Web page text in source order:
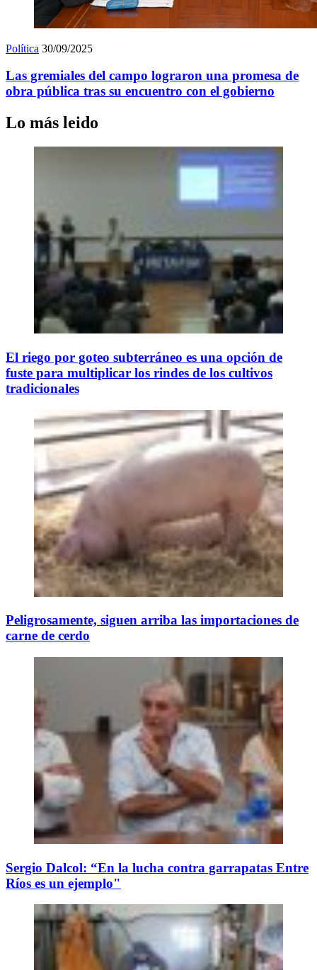
Política 30/09/2025
Las gremiales del campo lograron una promesa de
obra pública tras su encuentro con el gobierno
Lo más leido
El riego por goteo subterráneo es una opción de
fuste para multiplicar los rindes de los cultivos
tradicionales
Peligrosamente, siguen arriba las importaciones de
carne de cerdo
Sergio Dalcol: “En la lucha contra garrapatas Entre
Ríos es un ejemplo"